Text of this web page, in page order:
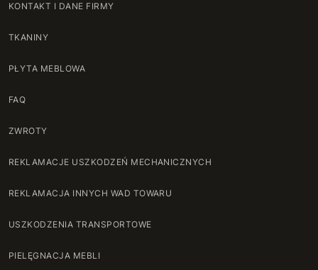
KONTAKT I DANE FIRMY
TKANINY
PŁYTA MEBLOWA
FAQ
ZWROTY
REKLAMACJE USZKODZEŃ MECHANICZNYCH
REKLAMACJA INNYCH WAD TOWARU
USZKODZENIA TRANSPORTOWE
PIELĘGNACJA MEBLI